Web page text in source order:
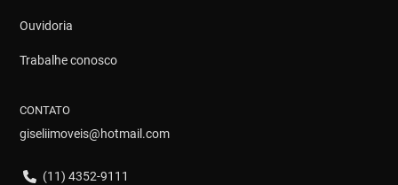
Ouvidoria
Trabalhe conosco
CONTATO
giseliimoveis@hotmail.com
(11) 4352-9111